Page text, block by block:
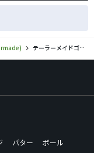
テーラーメイドゴルフ(taylormade)／RocketBallzのゴルフギアの口コミ評価
パター
ボール